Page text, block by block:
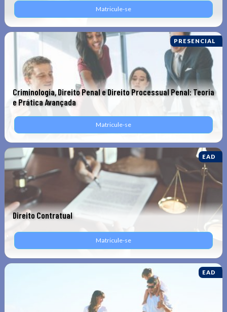
Matricule-se
PRESENCIAL
Criminologia, Direito Penal e Direito Processual Penal: Teoria
e Prática Avançada
Matricule-se
EAD
Direito Contratual
Matricule-se
EAD